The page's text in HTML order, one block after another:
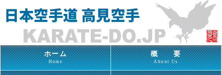
ホーム
Home
概 要
About Us